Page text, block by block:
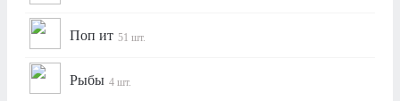
Поп ит 51 шт.
Рыбы 4 шт.